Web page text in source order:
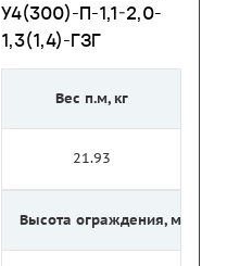
У4(300)-П-1,1-2,0-
1,3(1,4)-ГЗГ
Вес п.м, кг
21.93
Высота ограждения, м